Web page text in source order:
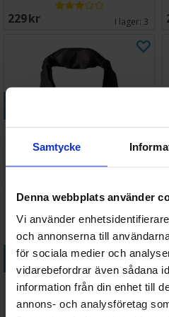
Samtycke
Denna webbplats använder
Vi använder
och annonserna till
för sociala medier och
vidarebefordrar även sådana
information från din enhet till
annons- och analysföretag
229 SEK I lager: 3
799 SEK
Köp
Panomir 3-i-1 LED
sminkspegel/box